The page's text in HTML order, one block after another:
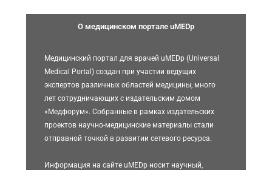
О медицинском портале uMEDp
Медицинский портал для врачей uMEDp (Universal
Medical Portal) создан при участии ведущих
экспертов различных областей медицины, много
лет сотрудничающих с издательским домом
«Медфорум». Собранные в рамках издательских
проектов научно-медицинские материалы стали
отправной точкой в развитии сетевого ресурса.
Информация на сайте uMEDp носит научный,